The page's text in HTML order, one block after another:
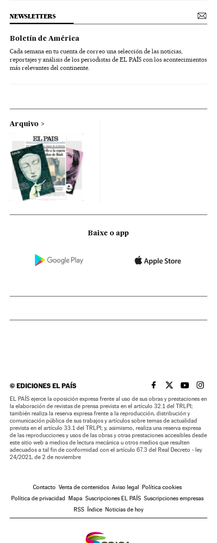
NEWSLETTERS
Boletín de América
Cada semana en tu cuenta de correo una selección de las noticias,
reportajes y análisis de los periodistas de EL PAÍS con los acontecimientos
más relevantes del continente.
Arquivo
Baixe o app
©EDICIONES EL PAÍS EL PAÍS BRASIL EN
EL PAÍSEL PAÍS
EL
EL PAÍS ejerce la oposición expresa frente al uso de sus obras y prestaciones en
la elaboración de revistas de prensa prevista en el artículo 32.1 del TRLPI;
también realiza la reserva expresa frente a la reproducción, distribución y
comunicación pública de sus trabajos y artículos sobre temas de actualidad
prevista en el artículo 33.1 del TRLPI; y, asimismo, realiza una reserva expresa
de las reproducciones y usos de las obras y otras prestaciones accesibles desde
este sitio web a medios de lectura mecánica u otros medios que resulten
adecuados a tal fin de conformidad con el artículo 67.3 del Real Decreto - ley
24/2021, de 2 de noviembre
Contacto Venta de contenidos Aviso legal Política cookies
Política de privacidad Mapa Suscripciones EL PAÍS Suscripciones empresas
RSS Índice Noticias de hoy